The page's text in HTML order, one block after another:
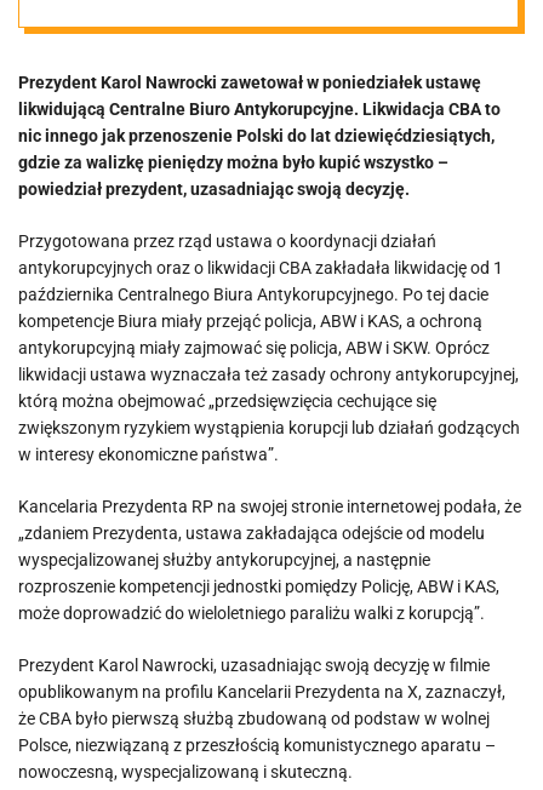
kolejne weto
[VIDEO]
Prezydent Karol Nawrocki zawetował w poniedziałek ustawę
likwidującą Centralne Biuro Antykorupcyjne. Likwidacja CBA to
nic innego jak przenoszenie Polski do lat dziewięćdziesiątych,
gdzie za walizkę pieniędzy można było kupić wszystko –
powiedział prezydent, uzasadniając swoją decyzję.
Przygotowana przez rząd ustawa o koordynacji działań
antykorupcyjnych oraz o likwidacji CBA zakładała likwidację od 1
października Centralnego Biura Antykorupcyjnego. Po tej dacie
kompetencje Biura miały przejąć policja, ABW i KAS, a ochroną
antykorupcyjną miały zajmować się policja, ABW i SKW. Oprócz
likwidacji ustawa wyznaczała też zasady ochrony antykorupcyjnej,
którą można obejmować „przedsięwzięcia cechujące się
zwiększonym ryzykiem wystąpienia korupcji lub działań godzących
w interesy ekonomiczne państwa”.
Kancelaria Prezydenta RP na swojej stronie internetowej podała, że
„zdaniem Prezydenta, ustawa zakładająca odejście od modelu
wyspecjalizowanej służby antykorupcyjnej, a następnie
rozproszenie kompetencji jednostki pomiędzy Policję, ABW i KAS,
może doprowadzić do wieloletniego paraliżu walki z korupcją”.
Prezydent Karol Nawrocki, uzasadniając swoją decyzję w filmie
opublikowanym na profilu Kancelarii Prezydenta na X, zaznaczył,
że CBA było pierwszą służbą zbudowaną od podstaw w wolnej
Polsce, niezwiązaną z przeszłością komunistycznego aparatu –
nowoczesną, wyspecjalizowaną i skuteczną.